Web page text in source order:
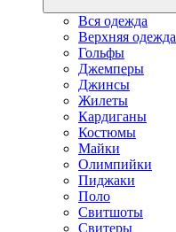
Вся одежда
Верхняя одежда
Гольфы
Джемперы
Джинсы
Жилеты
Кардиганы
Костюмы
Майки
Олимпийки
Пиджаки
Поло
Свитшоты
Свитеры